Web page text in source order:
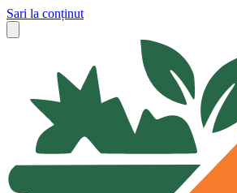
Sari la conținut